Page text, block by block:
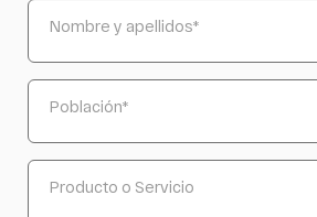
Nombre y apellidos*
Población*
Producto o Servicio